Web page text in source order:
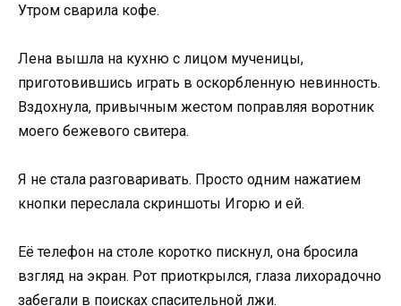
Утром сварила кофе.
Лена вышла на кухню с лицом мученицы,
приготовившись играть в оскорбленную невинность.
Вздохнула, привычным жестом поправляя воротник
моего бежевого свитера.
Я не стала разговаривать. Просто одним нажатием
кнопки переслала скриншоты Игорю и ей.
Её телефон на столе коротко пискнул, она бросила
взгляд на экран. Рот приоткрылся, глаза лихорадочно
забегали в поисках спасительной лжи.